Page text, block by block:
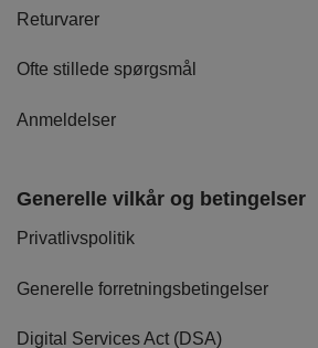
Returvarer
Ofte stillede spørgsmål
Anmeldelser
Generelle vilkår og betingelser
Privatlivspolitik
Generelle forretningsbetingelser
Digital Services Act (DSA)